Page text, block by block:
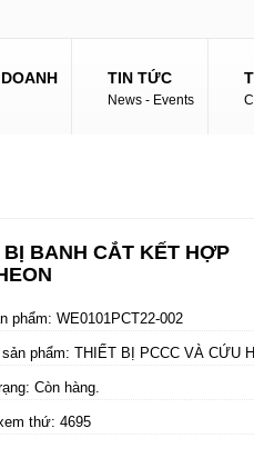
TIN TỨC
News - Events
BỊ BANH CẮT KẾT HỢP
phẩm: WE0101PCT22-002
sản phẩm: THIẾT BỊ PCCC VÀ CỨU
Còn hàng.
thứ: 4695